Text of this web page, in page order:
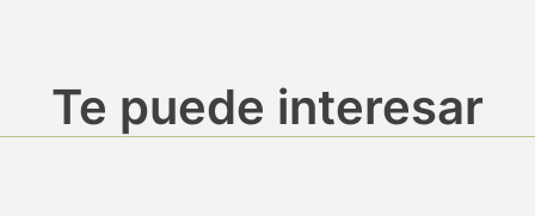
Te puede interesar